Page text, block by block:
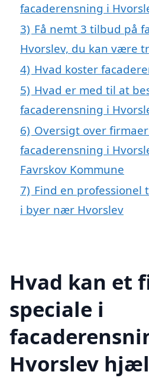
facaderensning i
3) Få nemt 3 tilbud på
Hvorslev, du kan være
4) Hvad koster
5) Hvad er med til at
facaderensning i
6) Oversigt over
facaderensning i
Favrskov Kommune
7) Find en professionel
i byer nær Hvorslev
Hvad kan et
speciale i
Hvorslev